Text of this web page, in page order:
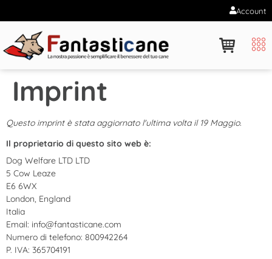
Account
Imprint
Questo imprint è stata aggiornato l'ultima volta il 19 Maggio.
Il proprietario di questo sito web è:
Dog Welfare LTD LTD
5 Cow Leaze
E6 6WX
London, England
Italia
Email: info@fantasticane.com
Numero di telefono: 800942264
P. IVA: 365704191